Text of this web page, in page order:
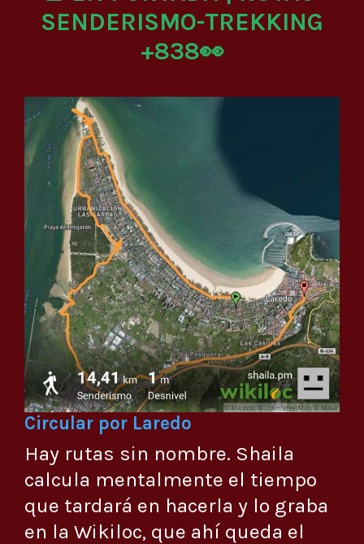
SENDERISMO-TREKKING
+838👀
Circular por Laredo
Hay rutas sin nombre. Shaila
calcula mentalmente el tiempo
que tardará en hacerla y lo graba
en la Wikiloc, que ahí queda el